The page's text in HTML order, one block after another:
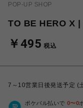
POP-UP SHOP
TO BE HERO X
￥495 税込
7～10営業日後発送予定 (
ポケパル払いで 0〜0